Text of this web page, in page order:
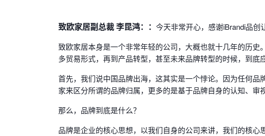
致欧家居副总裁 李昆鸿：： 今天非常开心，感谢iBrandi品创
致欧家居本身是一个非常年轻的公司，大概也就十几年的历
多贸易形式，再到产品转型，甚至未来品牌转型的时候，到底
首先，我们说中国品牌出海，这其实是一个悖论。因为任何
家来区分所谓的品牌归属，更多的是基于品牌自身的认知、审
那么，品牌到底是什么？
品牌是企业的核心思想，以我们自身的公司来讲，我们的核